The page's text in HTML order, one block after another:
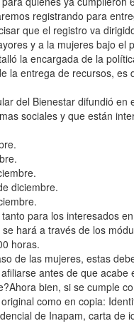
registrando para
que el registro va
y a la mujeres bajo el
la encargada de la
la entrega de recursos,
del Bienestar difundió
sociales y que están
diciembre.
para los interesados
hará a través de los
horas.
de las mujeres, estas
antes de que acabe
bien, si se cumple
como en copia:
de Inapam, carta de